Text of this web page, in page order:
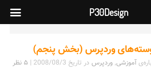
وردپرس (بخش پنجم)
آموزشی,وردپرس در تاریخ 2008/08/3
|
۵ نظر
P30Design